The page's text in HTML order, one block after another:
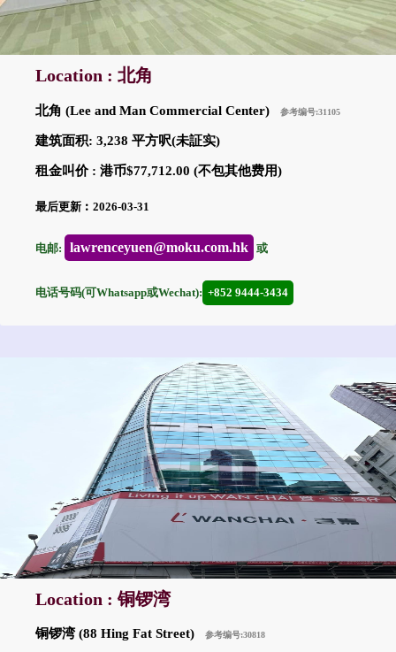
Location : 北角
北角 (Lee and Man Commercial Center) 参考编号:31105
建筑面积: 3,238 平方呎(未証实)
租金叫价 : 港币$77,712.00 (不包其他费用)
最后更新︰2026-03-31
电邮: lawrenceyuen@moku.com.hk 或
电话号码(可Whatsapp或Wechat): +852 9444-3434
Location : 铜锣湾
铜锣湾 (88 Hing Fat Street) 参考编号:30818